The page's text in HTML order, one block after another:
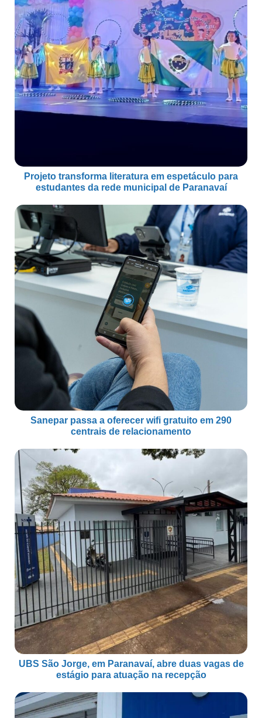
Projeto transforma literatura em espetáculo para
estudantes da rede municipal de Paranavaí
Sanepar passa a oferecer wifi gratuito em 290
centrais de relacionamento
UBS São Jorge, em Paranavaí, abre duas vagas de
estágio para atuação na recepção